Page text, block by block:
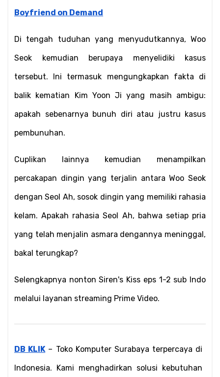
Boyfriend on Demand
Di tengah tuduhan yang menyudutkannya, Woo
Seok kemudian berupaya menyelidiki kasus
tersebut. Ini termasuk mengungkapkan fakta di
balik kematian Kim Yoon Ji yang masih ambigu:
apakah sebenarnya bunuh diri atau justru kasus
pembunuhan.
Cuplikan lainnya kemudian menampilkan
percakapan dingin yang terjalin antara Woo Seok
dengan Seol Ah, sosok dingin yang memiliki rahasia
kelam. Apakah rahasia Seol Ah, bahwa setiap pria
yang telah menjalin asmara dengannya meninggal,
bakal terungkap?
Selengkapnya nonton Siren's Kiss eps 1-2 sub Indo
melalui layanan streaming Prime Video.
DB KLIK – Toko Komputer Surabaya terpercaya di
Indonesia. Kami menghadirkan solusi kebutuhan